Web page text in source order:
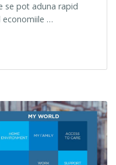
se pot aduna rapid
economiile …